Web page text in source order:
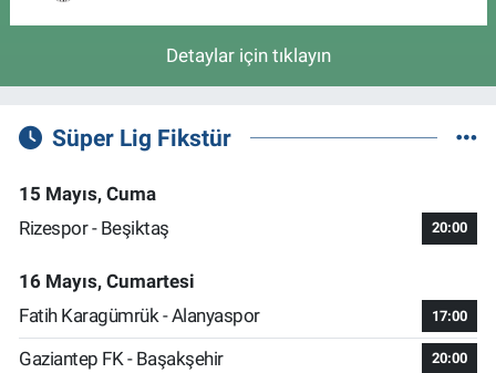
Detaylar için tıklayın
Süper Lig Fikstür
15 Mayıs, Cuma
Rizespor - Beşiktaş
20:00
16 Mayıs, Cumartesi
Fatih Karagümrük - Alanyaspor
17:00
Gaziantep FK - Başakşehir 20:00